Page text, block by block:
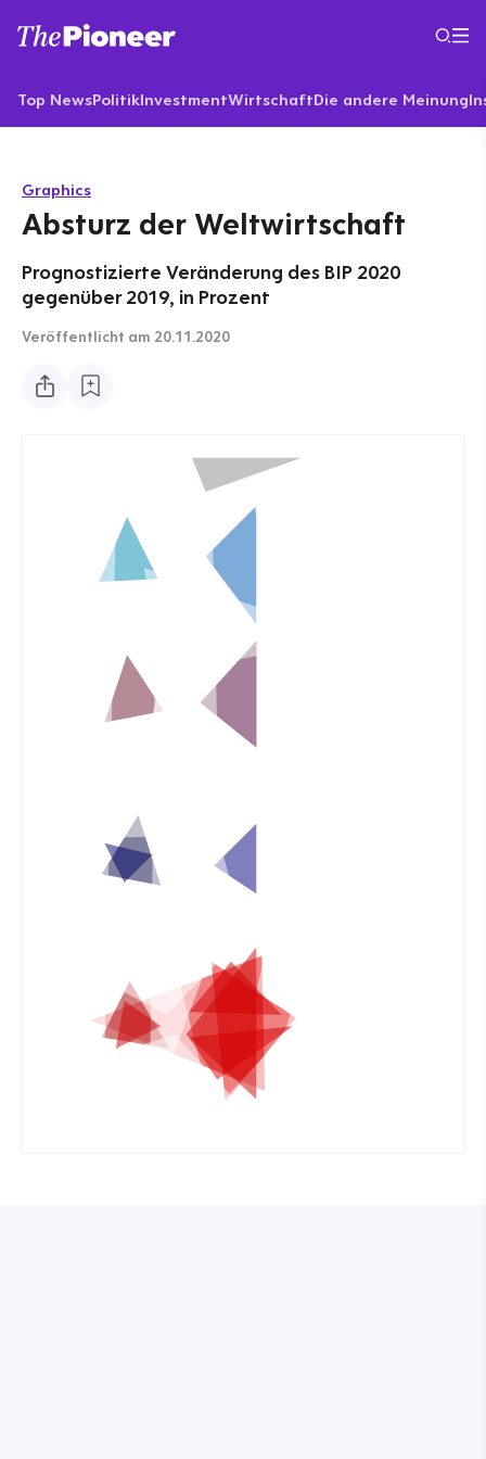
Top NewsPolitikInvestmentWirtschaftDie andere Meinung
Graphics
Absturz der Weltwirtschaft
Prognostizierte Veränderung des BIP 2020
gegenüber 2019, in Prozent
Veröffentlicht am 20.11.2020